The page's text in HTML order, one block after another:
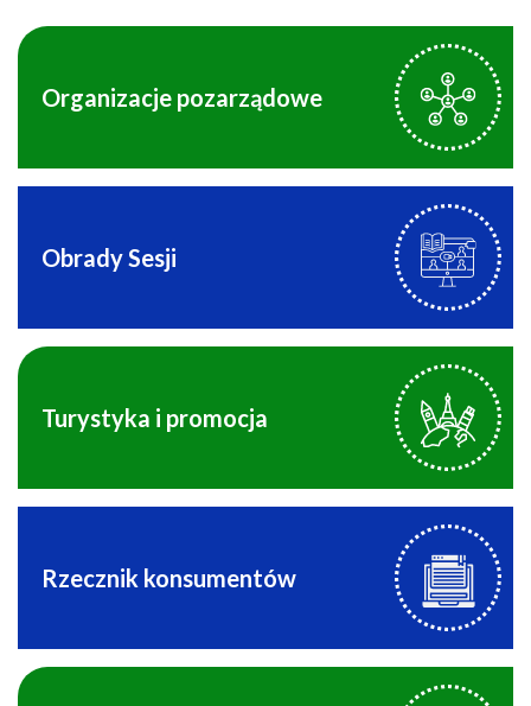
Organizacje pozarządowe
Obrady Sesji
Turystyka i promocja
Rzecznik konsumentów